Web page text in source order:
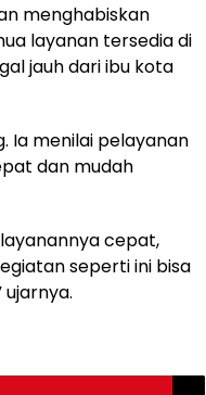
menghabiskan
layanan tersedia di
jauh dari ibu kota
Ia menilai pelayanan
dan mudah
cepat,
seperti ini bisa